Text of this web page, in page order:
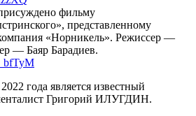
фильму
представленному
«Норникель». Режиссер —
— Баяр Барадиев.
года является известный
Григорий ИЛУГДИН.